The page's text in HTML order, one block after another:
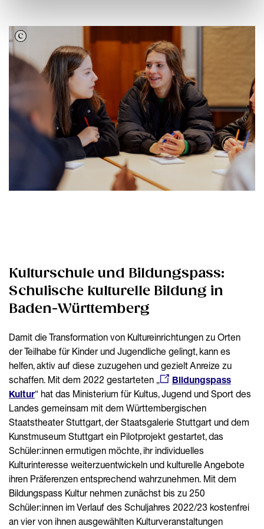
Kulturschule und Bildungspass:
Schulische kulturelle Bildung in
Baden-Württemberg
Damit die Transformation von Kultureinrichtungen zu Orten
der Teilhabe für Kinder und Jugendliche gelingt, kann es
helfen, aktiv auf diese zuzugehen und gezielt Anreize zu
schaffen. Mit dem 2022 gestarteten „
Bildungspass
Kultur“ hat das Ministerium für Kultus, Jugend und Sport des
Landes gemeinsam mit dem Württembergischen
Staatstheater Stuttgart, der Staatsgalerie Stuttgart und dem
Kunstmuseum Stuttgart ein Pilotprojekt gestartet, das
Schüler:innen ermutigen möchte, ihr individuelles
Kulturinteresse weiterzuentwickeln und kulturelle Angebote
ihren Präferenzen entsprechend wahrzunehmen. Mit dem
Bildungspass Kultur nehmen zunächst bis zu 250
Schüler:innen im Verlauf des Schuljahres 2022/23 kostenfrei
an vier von ihnen ausgewählten Kulturveranstaltungen